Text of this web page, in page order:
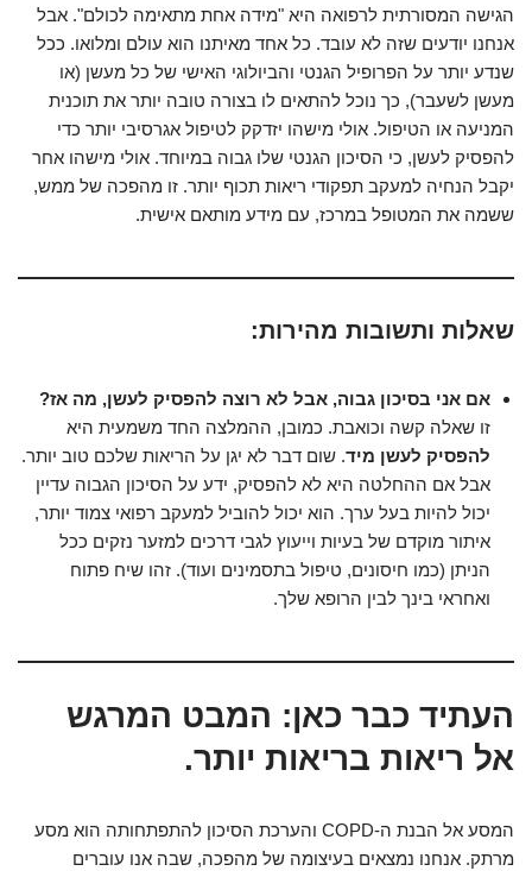
הגישה המסורתית לרפואה היא "מידה אחת מתאימה לכולם". אבל
אנחנו יודעים שזה לא עובד. כל אחד מאיתנו הוא עולם ומלואו. ככל
שנדע יותר על הפרופיל הגנטי והביולוגי האישי של כל מעשן (או
מעשן לשעבר), כך נוכל להתאים לו בצורה טובה יותר את תוכנית
המניעה או הטיפול. אולי מישהו יזדקק לטיפול אגרסיבי יותר כדי
להפסיק לעשן, כי הסיכון הגנטי שלו גבוה במיוחד. אולי מישהו אחר
יקבל הנחיה למעקב תפקודי ריאות תכוף יותר. זו מהפכה של ממש,
ששמה את המטופל במרכז, עם מידע מותאם אישית.
שאלות ותשובות מהירות:
אם אני בסיכון גבוה, אבל לא רוצה להפסיק לעשן, מה אז?
זו שאלה קשה וכואבת. כמובן, ההמלצה החד משמעית היא
להפסיק לעשן מיד. שום דבר לא יגן על הריאות שלכם טוב יותר.
אבל אם ההחלטה היא לא להפסיק, ידע על הסיכון הגבוה עדיין
יכול להיות בעל ערך. הוא יכול להוביל למעקב רפואי צמוד יותר,
איתור מוקדם של בעיות וייעוץ לגבי דרכים למזער נזקים ככל
הניתן (כמו חיסונים, טיפול בתסמינים ועוד). זהו שיח פתוח
ואחראי בינך לבין הרופא שלך.
העתיד כבר כאן: המבט המרגש
אל ריאות בריאות יותר.
המסע אל הבנת ה-COPD והערכת הסיכון להתפתחותה הוא מסע
מרתק. אנחנו נמצאים בעיצומה של מהפכה, שבה אנו עוברים